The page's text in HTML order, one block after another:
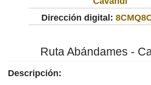
Dirección digital:
Ruta Abándames -
Descripción: